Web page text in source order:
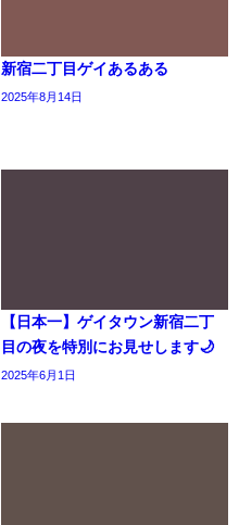
新宿二丁目ゲイあるある
2025年8月14日
【日本一】ゲイタウン新宿二丁
目の夜を特別にお見せします🌙
2025年6月1日